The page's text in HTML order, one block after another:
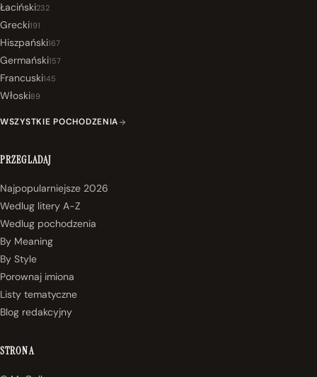
Łaciński232
Grecki191
Hiszpański167
Germański157
Francuski145
Włoski89
WSZYSTKIE POCHODZENIA
PRZEGLADAJ
Najpopularniejsze 2026
Wedlug litery A-Z
Wedlug pochodzenia
By Meaning
By Style
Porownaj imiona
Listy tematyczne
Blog redakcyjny
STRONA